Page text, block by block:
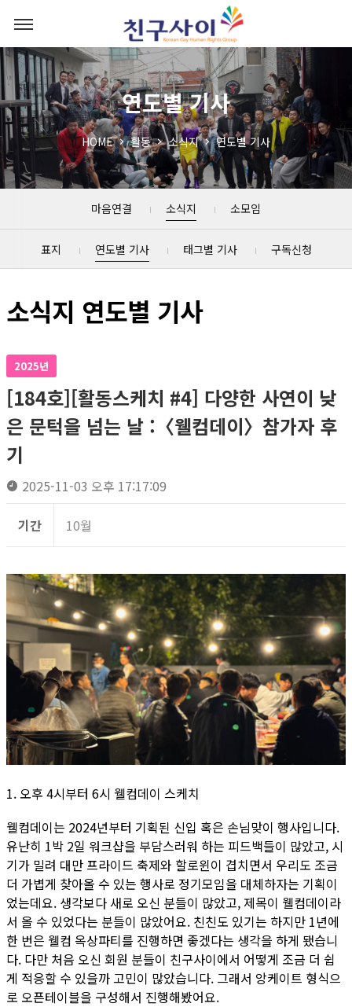
연도별 기사
HOME 활동 소식지 연도별 기사
마음연결 소식지 소모임
표지 연도별 기사 태그별 기사 구독신청
소식지 연도별 기사
2025년
[184호][활동스케치 #4] 다양한 사연이 낮
은 문턱을 넘는 날 :〈웰컴데이〉참가자 후
기
2025-11-03 오후 17:17:09
기간 10월
1. 오후 4시부터 6시 웰컴데이 스케치
웰컴데이는 2024년부터 기획된 신입 혹은 손님맞이 행사입니다.
유난히 1박 2일 워크샵을 부담스러워 하는 피드백들이 많았고, 시
기가 밀려 대만 프라이드 축제와 할로윈이 겹치면서 우리도 조금
더 가볍게 찾아올 수 있는 행사로 정기모임을 대체하자는 기획이
었는데요. 생각보다 새로 오신 분들이 많았고, 제목이 웰컴데이라
서 올 수 있었다는 분들이 많았어요. 친친도 있기는 하지만 1년에
한 번은 웰컴 옥상파티를 진행하면 좋겠다는 생각을 하게 됐습니
다. 다만 처음 오신 회원 분들이 친구사이에서 어떻게 조금 더 쉽
게 적응할 수 있을까 고민이 많았습니다. 그래서 앙케이트 형식으
로 오픈테이블을 구성해서 진행해봤어요.